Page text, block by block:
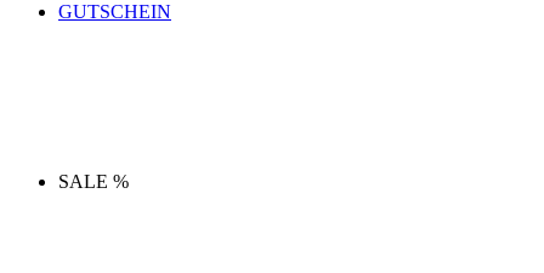
GUTSCHEIN
SALE %